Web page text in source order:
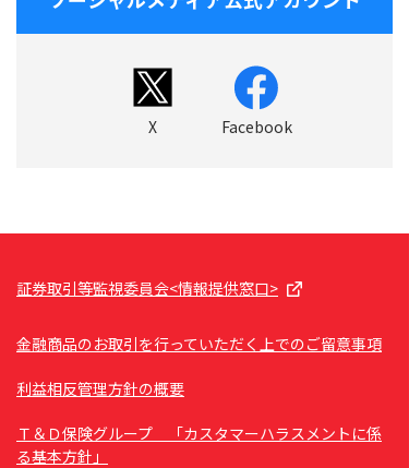
X Facebook
証券取引等監視委員会<情報提供窓口>
金融商品のお取引を行っていただく上でのご留意事項
利益相反管理方針の概要
Ｔ＆Ｄ保険グループ 「カスタマーハラスメントに係
る基本方針」